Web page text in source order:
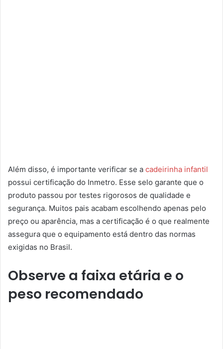
Além disso, é importante verificar se a cadeirinha infantil
possui certificação do Inmetro. Esse selo garante que o
produto passou por testes rigorosos de qualidade e
segurança. Muitos pais acabam escolhendo apenas pelo
preço ou aparência, mas a certificação é o que realmente
assegura que o equipamento está dentro das normas
exigidas no Brasil.
Observe a faixa etária e o
peso recomendado